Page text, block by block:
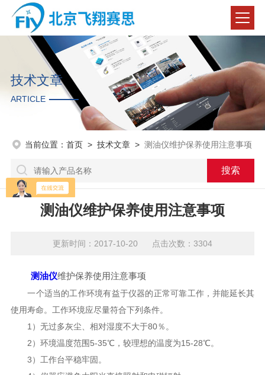
技术文章
ARTICLE
当前位置： 首页> 技术文章> 测油仪维护保养使用注意事项
测油仪维护保养使用注意事项
更新时间：2017-10-20 点击次数：3304
测油仪维护保养使用注意事项
一个适当的工作环境有益于仪器的正常可靠工作，并能延长其
使用寿命。工作环境应尽量符合下列条件。
1）无过多灰尘、相对湿度不大于80％。
2）环境温度范围5-35℃，较理想的温度为15-28℃。
3）工作台平稳牢固。